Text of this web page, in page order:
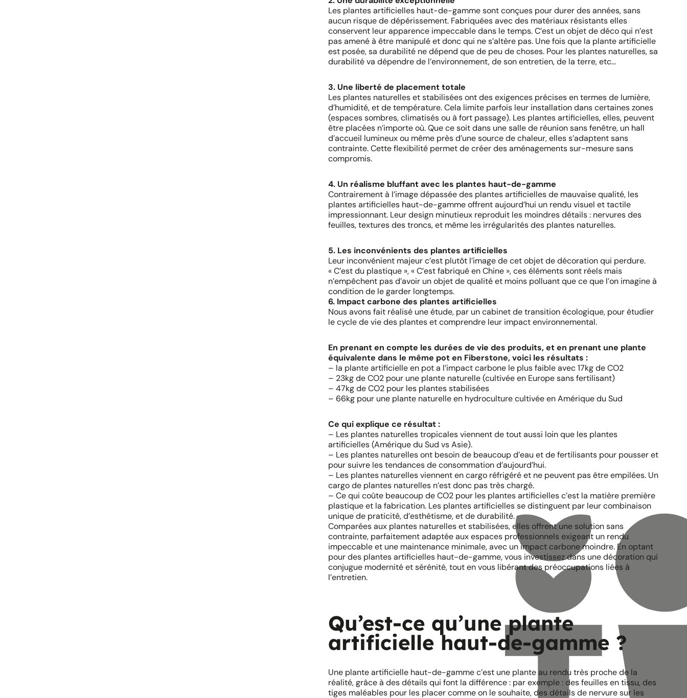
Les plantes artificielles haut-de-gamme sont conçues pour durer des années, sans
aucun risque de dépérissement. Fabriquées avec des matériaux résistants elles
conservent leur apparence impeccable dans le temps. C’est un objet de déco qui n’est
pas amené à être manipulé et donc qui ne s’altère pas. Une fois que la plante artificielle
est posée, sa durabilité ne dépend que de peu de choses. Pour les plantes naturelles, sa
durabilité va dépendre de l’environnement, de son entretien, de la terre, etc…
3. Une liberté de placement totale
Les plantes naturelles et stabilisées ont des exigences précises en termes de lumière,
d’humidité, et de température. Cela limite parfois leur installation dans certaines zones
(espaces sombres, climatisés ou à fort passage). Les plantes artificielles, elles, peuvent
être placées n’importe où. Que ce soit dans une salle de réunion sans fenêtre, un hall
d’accueil lumineux ou même près d’une source de chaleur, elles s’adaptent sans
contrainte. Cette flexibilité permet de créer des aménagements sur-mesure sans
compromis.
4. Un réalisme bluffant avec les plantes haut-de-gamme
Contrairement à l’image dépassée des plantes artificielles de mauvaise qualité, les
plantes artificielles haut-de-gamme offrent aujourd’hui un rendu visuel et tactile
impressionnant. Leur design minutieux reproduit les moindres détails : nervures des
feuilles, textures des troncs, et même les irrégularités des plantes naturelles.
5. Les inconvénients des plantes artificielles
Leur inconvénient majeur c’est plutôt l’image de cet objet de décoration qui perdure.
« C’est du plastique », « C’est fabriqué en Chine », ces éléments sont réels mais
n’empêchent pas d’avoir un objet de qualité et moins polluant que ce que l’on imagine à
condition de le garder longtemps.
6. Impact carbone des plantes artificielles
Nous avons fait réalisé une étude, par un cabinet de transition écologique, pour étudier
le cycle de vie des plantes et comprendre leur impact environnemental.
En prenant en compte les durées de vie des produits, et en prenant une plante
équivalente dans le même pot en Fiberstone, voici les résultats :
– la plante artificielle en pot a l’impact carbone le plus faible avec 17kg de CO2
– 23kg de CO2 pour une plante naturelle (cultivée en Europe sans fertilisant)
– 47kg de CO2 pour les plantes stabilisées
– 66kg pour une plante naturelle en hydroculture cultivée en Amérique du Sud
Ce qui explique ce résultat :
– Les plantes naturelles tropicales viennent de tout aussi loin que les plantes
artificielles (Amérique du Sud vs Asie).
– Les plantes naturelles ont besoin de beaucoup d’eau et de fertilisants pour pousser et
pour suivre les tendances de consommation d’aujourd’hui.
– Les plantes naturelles viennent en cargo réfrigéré et ne peuvent pas être empilées. Un
cargo de plantes naturelles n’est donc pas très chargé.
– Ce qui coûte beaucoup de CO2 pour les plantes artificielles c’est la matière première
plastique et la fabrication. Les plantes artificielles se distinguent par leur combinaison
unique de praticité, d’esthétisme, et de durabilité.
Comparées aux plantes naturelles et stabilisées, elles offrent une solution sans
contrainte, parfaitement adaptée aux espaces professionnels exigeant un rendu
impeccable et une maintenance minimale, avec un impact carbone moindre. En optant
pour des plantes artificielles haut-de-gamme, vous investissez dans une décoration qui
conjugue modernité et sérénité, tout en vous libérant des préoccupations liées à
l’entretien.
Qu’est-ce qu’une plante
artificielle haut-de-gamme ?
Une plante artificielle haut-de-gamme c’est une plante au rendu très proche de la
réalité, grâce à des détails qui font la différence : par exemple : des feuilles en tissu, des
tiges maléables pour les placer comme on le souhaite, des détails de nervure sur les